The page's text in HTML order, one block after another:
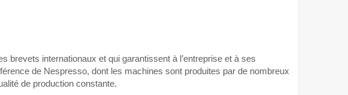
internationaux et qui garantissent à l’entreprise et à ses
de Nespresso, dont les machines sont produites par de nombreux
de production constante.